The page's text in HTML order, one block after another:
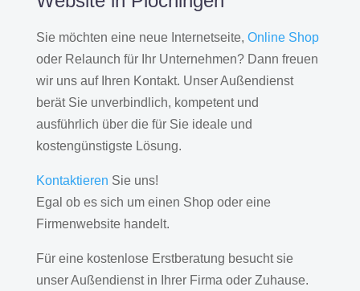
Sie möchten eine neue Internetseite, Online Shop
oder Relaunch für Ihr Unternehmen? Dann freuen
wir uns auf Ihren Kontakt. Unser Außendienst
berät Sie unverbindlich, kompetent und
ausführlich über die für Sie ideale und
kostengünstigste Lösung.
Kontaktieren Sie uns!
Egal ob es sich um einen Shop oder eine
Firmenwebsite handelt.
Für eine kostenlose Erstberatung besucht sie
unser Außendienst in Ihrer Firma oder Zuhause.